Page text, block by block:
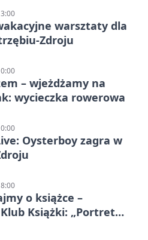
warsztaty dla
Zdroju
– wjeżdżamy na
wycieczka rowerowa
Oysterboy zagra w
o książce –
Książki: „Portret